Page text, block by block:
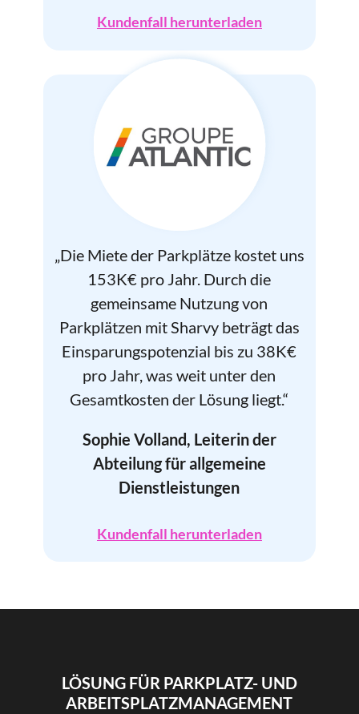
Kundenfall herunterladen
„Die Miete der Parkplätze kostet uns
153K€ pro Jahr. Durch die
gemeinsame Nutzung von
Parkplätzen mit Sharvy beträgt das
Einsparungspotenzial bis zu 38K€
pro Jahr, was weit unter den
Gesamtkosten der Lösung liegt.“
Sophie Volland, Leiterin der
Abteilung für allgemeine
Dienstleistungen
Kundenfall herunterladen
LÖSUNG FÜR PARKPLATZ- UND
ARBEITSPLATZMANAGEMENT